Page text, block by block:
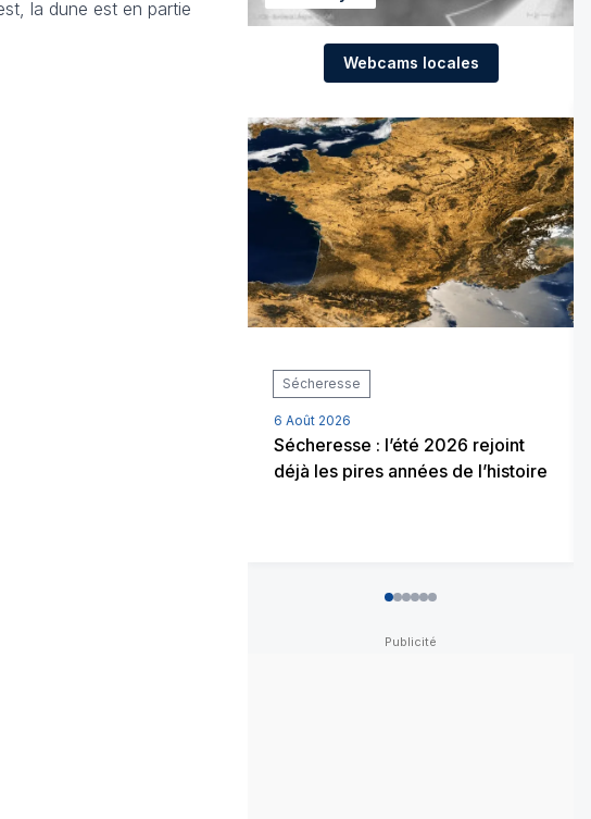
la dune est en partie
Webcams locales
Sécheresse
6 Août 2026
Sécheresse : l’été 2026 rejoint
déjà les pires années de l’histoire
012345